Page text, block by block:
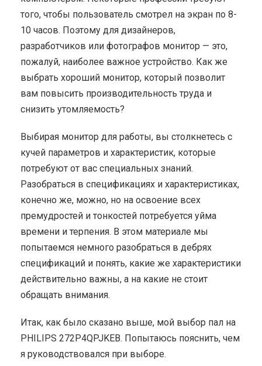
того, чтобы пользователь смотрел на экран по 8-
10 часов. Поэтому для дизайнеров,
разработчиков или фотографов монитор — это,
пожалуй, наиболее важное устройство. Как же
выбрать хороший монитор, который позволит
вам повысить производительность труда и
снизить утомляемость?
Выбирая монитор для работы, вы столкнетесь с
кучей параметров и характеристик, которые
потребуют от вас специальных знаний.
Разобраться в спецификациях и характеристиках,
конечно же, можно, но на освоение всех
премудростей и тонкостей потребуется уйма
времени и терпения. В этом материале мы
попытаемся немного разобраться в дебрях
спецификаций и понять, какие же характеристики
действительно важны, а на какие не стоит
обращать внимания.
Итак, как было сказано выше, мой выбор пал на
PHILIPS 272P4QPJKEB. Попытаюсь пояснить, чем
я руководствовался при выборе.